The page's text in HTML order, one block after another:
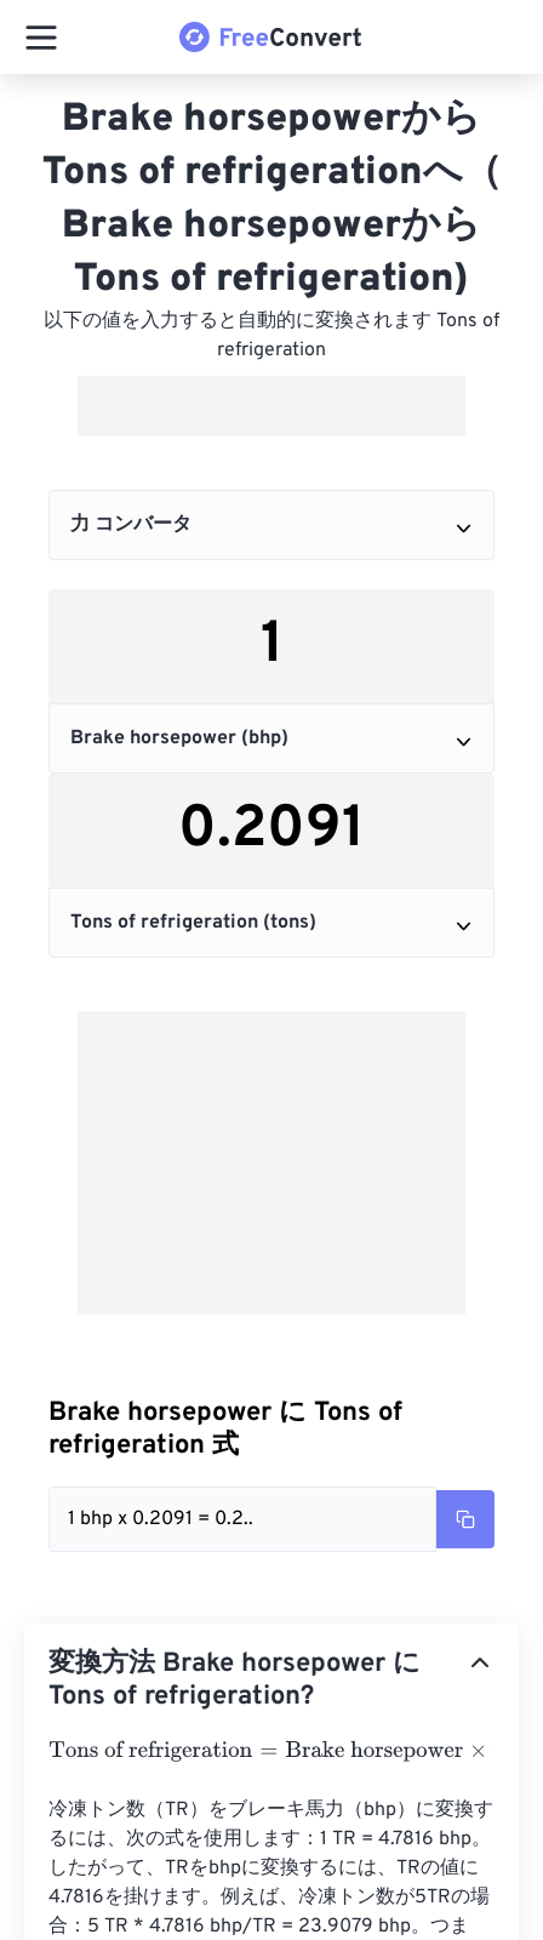
Brake horsepowerから
Tons of refrigerationへ（
Brake horsepowerから
Tons of refrigeration)
以下の値を入力すると自動的に変換されます Tons of
refrigeration
Brake horsepower に Tons of
refrigeration 式
1 bhp x 0.2091 = 0.2..
変換方法 Brake horsepower に
Tons of refrigeration?
Tons of refrigeration=Brake horsepower×0.2091
冷凍トン数（TR）をブレーキ馬力（bhp）に変換す
るには、次の式を使用します：1 TR = 4.7816 bhp。
したがって、TRをbhpに変換するには、TRの値に
4.7816を掛けます。例えば、冷凍トン数が5TRの場
合：5 TR * 4.7816 bhp/TR = 23.9079 bhp。つま